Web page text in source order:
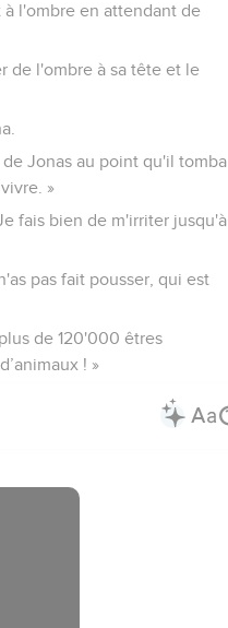
à l'ombre en attendant de
de l'ombre à sa tête et le
Jonas au point qu'il tomba
»
fais bien de m'irriter jusqu'à
pas fait pousser, qui est
de 120'000 êtres
! »